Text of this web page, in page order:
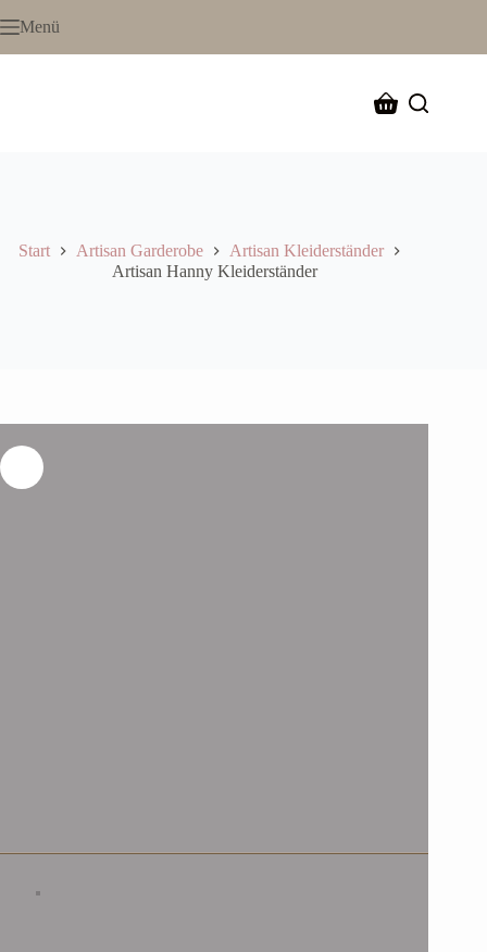
Menü
Start Artisan Garderobe
Artisan Kleiderständer
Artisan Hanny Kleiderständer